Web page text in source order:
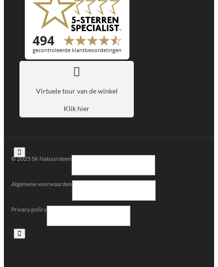
Virtuele tour van de winkel
Klik hier
© 2025 SK Natuursteen
Algemene voorwaarden
Privacy policy